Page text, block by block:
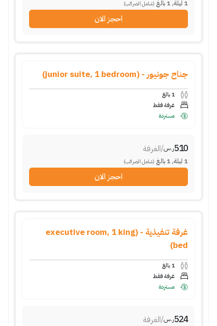
1 ليلة,
1 بالغ (شامل الضرائب)
احجز الان
جناح جونيور - (junior suite, 1 bedroom)
1 بالغ
غرفة فقط
مستردة
510ر.س/الغرفة
1 ليلة,
1 بالغ (شامل الضرائب)
احجز الان
غرفة تنفيذية - (executive room, 1 king
bed)
1 بالغ
غرفة فقط
مستردة
524ر.س/الغرفة